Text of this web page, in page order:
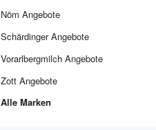
Nöm Angebote
Schärdinger Angebote
Vorarlbergmilch Angebote
Zott Angebote
Alle Marken